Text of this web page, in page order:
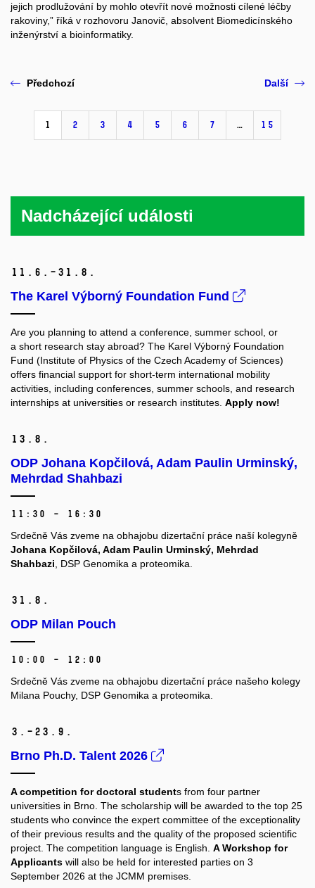
jejich prodlužování by mohlo otevřít nové možnosti cílené léčby
rakoviny,” říká v rozhovoru Janovič, absolvent Biomedicínského
inženýrství a bioinformatiky.
Předchozí
1 2 3 4 5 6 7 … 15
Další
Nadcházející události
11. 6.–31. 8.
The Karel Výborný Foundation Fund
Are you planning to attend a conference, summer school, or
a short research stay abroad? The Karel Výborný Foundation
Fund (Institute of Physics of the Czech Academy of Sciences)
offers financial support for short-term international mobility
activities, including conferences, summer schools, and research
internships at universities or research institutes. Apply now!
13. 8.
ODP Johana Kopčilová, Adam Paulin Urminský,
Mehrdad Shahbazi
11:30 – 16:30
Srdečně Vás zveme na obhajobu dizertační práce naší kolegyně
Johana Kopčilová, Adam Paulin Urminský, Mehrdad
Shahbazi , DSP Genomika a proteomika.
31. 8.
ODP Milan Pouch
10:00 – 12:00
Srdečně Vás zveme na obhajobu dizertační práce našeho kolegy
Milana Pouchy, DSP Genomika a proteomika.
3.–23. 9.
Brno Ph.D. Talent 2026
A competition for doctoral students from four partner
universities in Brno. The scholarship will be awarded to the top 25
students who convince the expert committee of the exceptionality
of their previous results and the quality of the proposed scientific
project. The competition language is English. A Workshop for
Applicants will also be held for interested parties on 3
September 2026 at the JCMM premises.